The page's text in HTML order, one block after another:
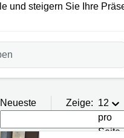
und steigern Sie Ihre
Neueste Zeige: 12
pro
Seite